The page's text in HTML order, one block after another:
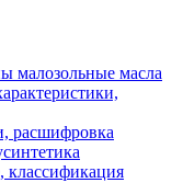
малозольные масла
расшифровка
классификация